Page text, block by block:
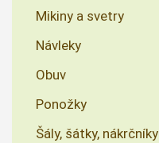
Mikiny a svetry
Návleky
Obuv
Ponožky
Šály, šátky, nákrčníky